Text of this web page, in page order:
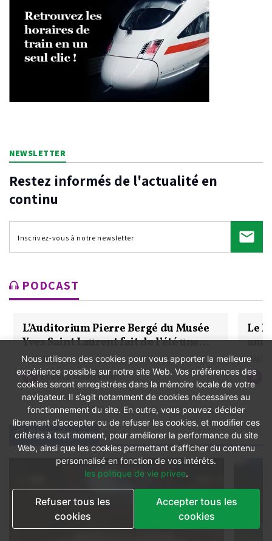
NEWSLETTER
Restez informés de l'actualité en
continu
PODCAST
L’Auditorium Pierre Bergé du Musée
Yves Saint Laurent fait de l’été une
fête du cinéma pour tous
LE MATIN
Écoute Maintenant
Le
Majda
Chroniques
Nous utilisons des cookies pour vous apporter la meilleure
expérience possible sur notre site Web. Vos préférences des
cookies seront enregistrées dans la mémoire locale de votre
navigateur. Il s’agit notamment de cookies nécessaires au
fonctionnement du site. En outre, vous pouvez décider
librement d’accepter ou de refuser les cookies, et modifier ces
critères à tout moment, pour améliorer la performance du site
Web, ainsi que les cookies permettant d’afficher du contenu
personnalisé en fonction de vos intérêts.
les politique de vie privee.
Refuser tous les
cookies
Accepter tous les
cookies